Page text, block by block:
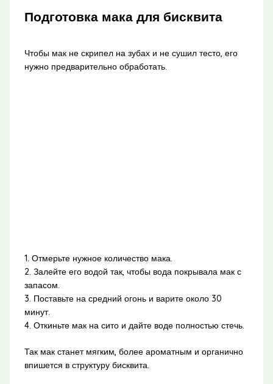
Подготовка мака для бисквита
Чтобы мак не скрипел на зубах и не сушил тесто, его
нужно предварительно обработать.
1. Отмерьте нужное количество мака.
2. Залейте его водой так, чтобы вода покрывала мак с
запасом.
3. Поставьте на средний огонь и варите около 30
минут.
4. Откиньте мак на сито и дайте воде полностью стечь.
Так мак станет мягким, более ароматным и органично
впишется в структуру бисквита.